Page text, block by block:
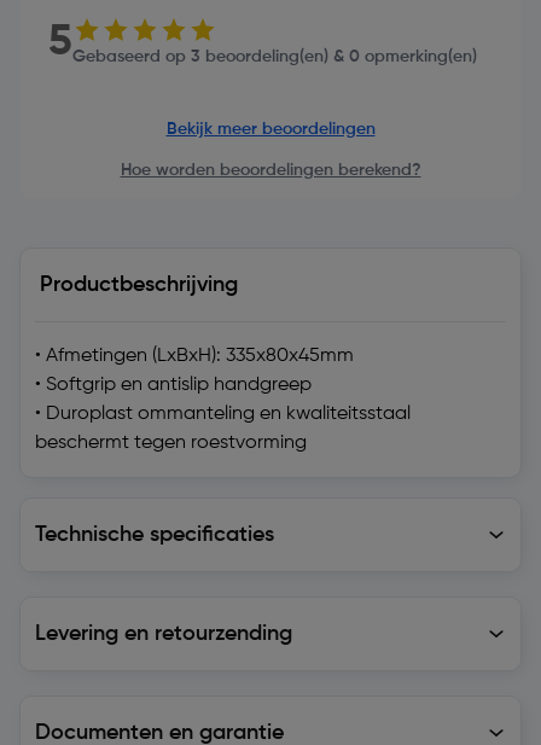
5Gebaseerd op 3 beoordeling(en) & 0 opmerking(en)
Bekijk meer beoordelingen
Hoe worden beoordelingen berekend?
Productbeschrijving
• Afmetingen (LxBxH): 335x80x45mm
• Softgrip en antislip handgreep
• Duroplast ommanteling en kwaliteitsstaal
beschermt tegen roestvorming
Technische specificaties
Levering en retourzending
Documenten en garantie